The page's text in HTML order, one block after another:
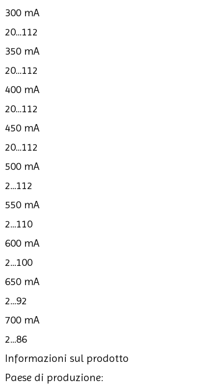
300 mA
20...112
350 mA
20...112
400 mA
20...112
450 mA
20...112
500 mA
2...112
550 mA
2...110
600 mA
2...100
650 mA
2...92
700 mA
2...86
Informazioni sul prodotto
Paese di produzione: